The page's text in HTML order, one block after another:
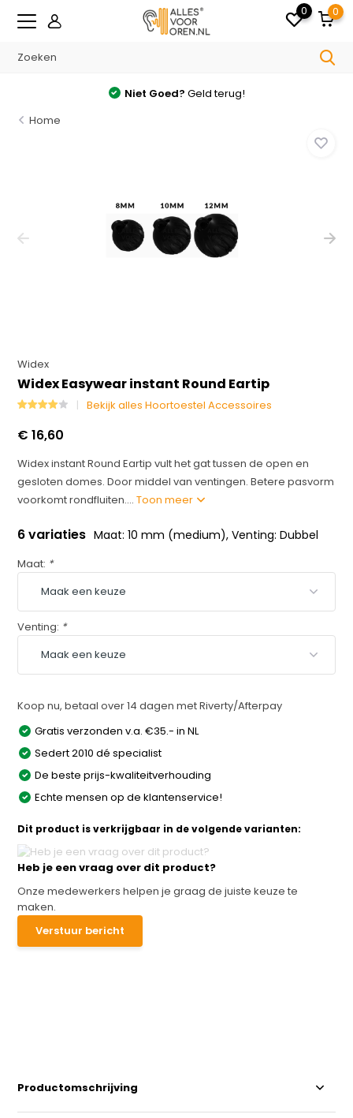
0 0
Niet Goed? Geld terug!
Home
Widex
Widex Easywear instant Round Eartip
Bekijk alles Hoortoestel Accessoires
€ 16,60
Widex instant Round Eartip vult het gat tussen de open en
gesloten domes. Door middel van ventingen. Betere pasvorm
voorkomt rondfluiten....Toon meer
6 variaties Maat: 10 mm (medium), Venting: Dubbel
Maat: *
Venting: *
Koop nu, betaal over 14 dagen met Riverty/Afterpay
Gratis verzonden v.a. €35.- in NL
Sedert 2010 dé specialist
De beste prijs-kwaliteitverhouding
Echte mensen op de klantenservice!
Dit product is verkrijgbaar in de volgende varianten:
Heb je een vraag over dit product?
Onze medewerkers helpen je graag de juiste keuze te
maken.
Verstuur bericht
Productomschrijving